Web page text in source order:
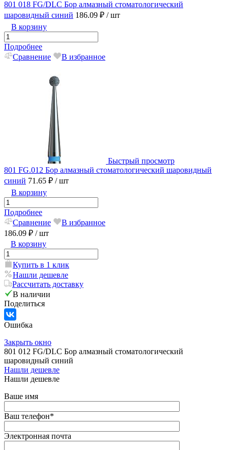
801 018 FG/DLC Бор алмазный стоматологический
шаровидный синий 186.09 ₽ / шт
В корзину
Подробнее
Сравнение
В избранное
Быстрый просмотр
801 FG.012 Бор алмазный стоматологический шаровидный
синий 71.65 ₽ / шт
В корзину
Подробнее
Сравнение
В избранное
186.09 ₽ / шт
В корзину
Купить в 1 клик
Нашли дешевле
Рассчитать доставку
В наличии
Поделиться
Ошибка
Закрыть окно
801 012 FG/DLC Бор алмазный стоматологический
шаровидный синий
Нашли дешевле
Нашли дешевле
Ваше имя
Ваш телефон*
Электронная почта